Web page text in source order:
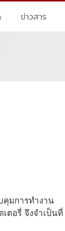
ข่าวสาร
คุมการทำงาน
ตอรี่ จึงจำเป็นที่